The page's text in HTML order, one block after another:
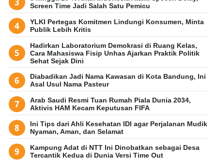
Screen Time Jadi Salah Satu Pemicu
YLKI Pertegas Komitmen Lindungi Konsumen, Minta
Publik Lebih Kritis
Hadirkan Laboratorium Demokrasi di Ruang Kelas,
Cara Mahasiswa Fisip Unhas Ajarkan Praktik Politik
Sehat Sejak Dini
Diabadikan Jadi Nama Kawasan di Kota Bandung, Ini
Asal Usul Nama Pasteur
Arab Saudi Resmi Tuan Rumah Piala Dunia 2034,
Aktivis HAM Kecam Keputusan FIFA
Ini Tips dari Ahli Kesehatan IDI agar Perjalanan Mudik
Nyaman, Aman, dan Selamat
Kampung Adat di NTT Ini Dinobatkan sebagai Desa
Tercantik Kedua di Dunia Versi Time Out